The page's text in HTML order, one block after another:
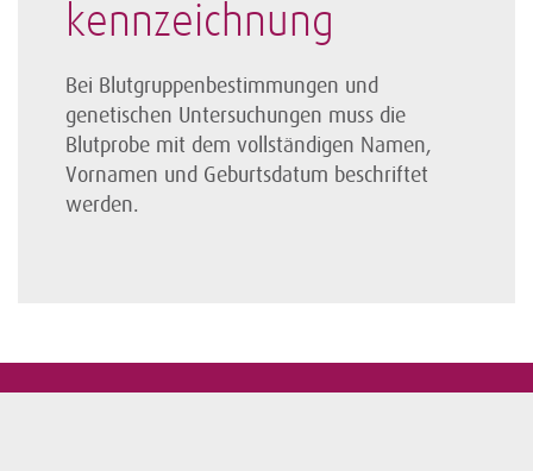
kennzeichnung
Bei Blutgruppen­bestimmungen und
genetischen Unter­suchungen muss die
Blutprobe mit dem vollständigen Namen,
Vornamen und Geburtsdatum beschriftet
werden.